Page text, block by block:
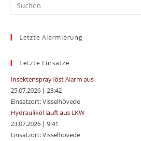
Letzte Alarmierung
Letzte Einsätze
Insektenspray löst Alarm aus
25.07.2026 |23:42
Einsatzort: Visselhövede
Hydrauliköl läuft aus LKW
23.07.2026 |9:41
Einsatzort: Visselhövede